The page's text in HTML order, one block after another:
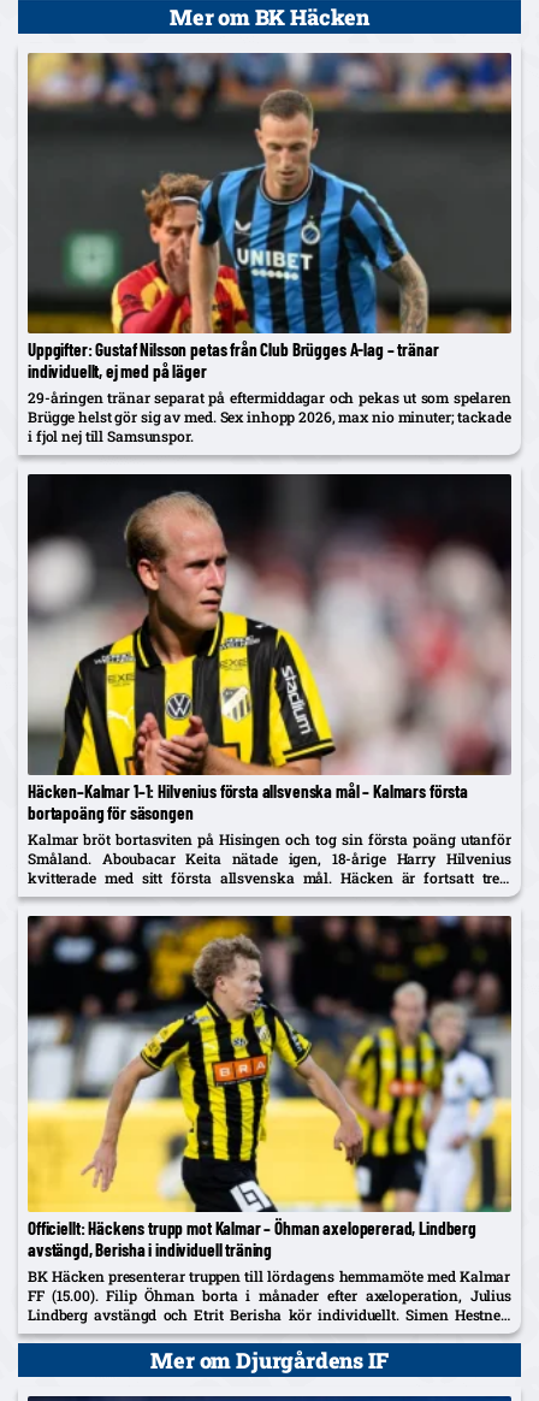
Mer om BK Häcken
Uppgifter: Gustaf Nilsson petas från Club Brügges A-lag – tränar
individuellt, ej med på läger
29-åringen tränar separat på eftermiddagar och pekas ut som spelaren
Brügge helst gör sig av med. Sex inhopp 2026, max nio minuter; tackade
i fjol nej till Samsunspor.
Häcken–Kalmar 1–1: Hilvenius första allsvenska mål – Kalmars första
bortapoäng för säsongen
Kalmar bröt bortasviten på Hisingen och tog sin första poäng utanför
Småland. Aboubacar Keita nätade igen, 18-årige Harry Hilvenius
kvitterade med sitt första allsvenska mål. Häcken är fortsatt trea,
Kalmar kliver upp på tionde plats.
Officiellt: Häckens trupp mot Kalmar – Öhman axelopererad, Lindberg
avstängd, Berisha i individuell träning
BK Häcken presenterar truppen till lördagens hemmamöte med Kalmar
FF (15.00). Filip Öhman borta i månader efter axeloperation, Julius
Lindberg avstängd och Etrit Berisha kör individuellt. Simen Hestnes,
30, hyllas efter hemmadebuten mot AIK.
Mer om Djurgårdens IF